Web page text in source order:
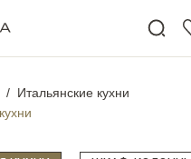
Итальянские кухни